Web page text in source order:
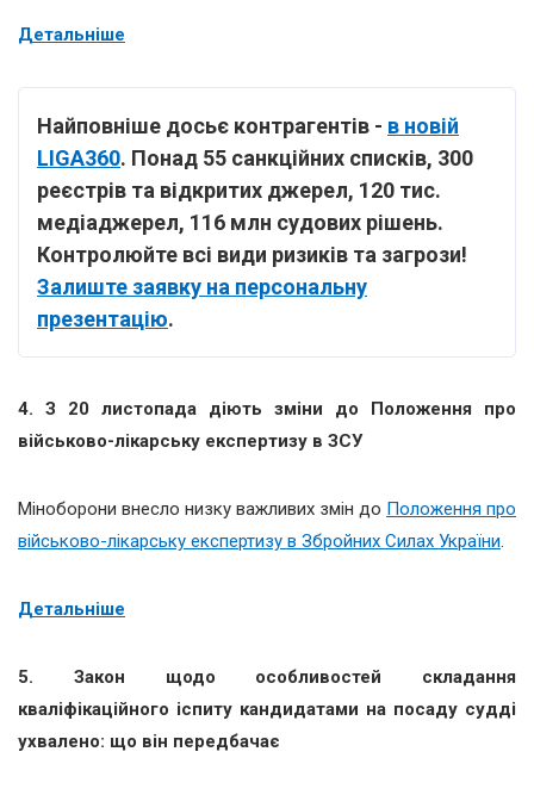
Детальніше
Найповніше досьє контрагентів - в новій
LIGA360. Понад 55 санкційних списків, 300
реєстрів та відкритих джерел, 120 тис.
медіаджерел, 116 млн судових рішень.
Контролюйте всі види ризиків та загрози!
Залиште заявку на персональну
презентацію.
4. З 20 листопада діють зміни до Положення про
військово-лікарську експертизу в ЗСУ
Міноборони внесло низку важливих змін до Положення про
військово-лікарську експертизу в Збройних Силах України.
Детальніше
5. Закон щодо особливостей складання
кваліфікаційного іспиту кандидатами на посаду судді
ухвалено: що він передбачає